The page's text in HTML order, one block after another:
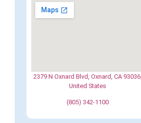
2379 N Oxnard Blvd, Oxnard, CA 93036,
United States
(805) 342-1100